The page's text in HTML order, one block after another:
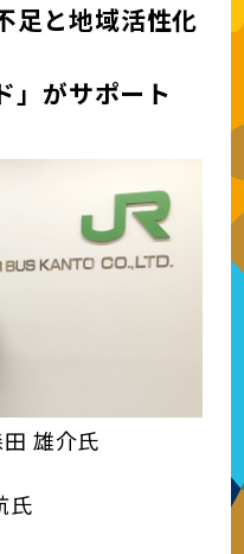
足と地域活性化
」がサポート
雄介氏
氏